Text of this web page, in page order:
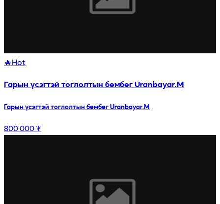
🔥 Hot
Гарын үсэгтэй тоглолтын бөмбөг Uranbayar.M
Гарын үсэгтэй тоглолтын бөмбөг Uranbayar.M
800’000 ₮